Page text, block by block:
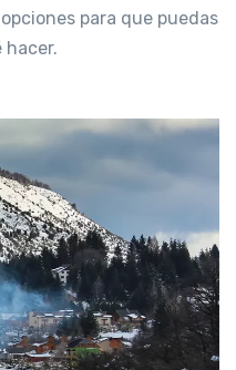
para que puedas
hacer.